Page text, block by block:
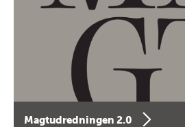
Magtudredningen 2.0